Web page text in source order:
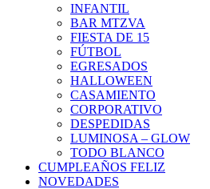
INFANTIL
BAR MTZVA
FIESTA DE 15
FÚTBOL
EGRESADOS
HALLOWEEN
CASAMIENTO
CORPORATIVO
DESPEDIDAS
LUMINOSA – GLOW
TODO BLANCO
CUMPLEAÑOS FELIZ
NOVEDADES